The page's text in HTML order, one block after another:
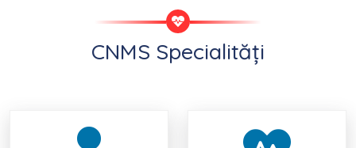
CNMS Specialități